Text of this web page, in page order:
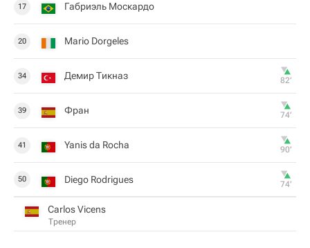
17 Габриэль Москардо
20 Mario Dorgeles
34 Демир Тикназ 82‎’‎
39 Фран 74‎’‎
41 Yanis da Rocha 90‎’‎
50 Diego Rodrigues 74‎’‎
Carlos Vicens
Тренер